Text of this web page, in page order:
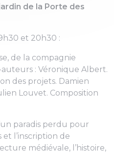
de la Porte des
et 20h30 :
de la compagnie
: Véronique Albert.
des projets. Damien
Louvet. Composition
paradis perdu pour
et l’inscription de
médiévale, l’histoire,